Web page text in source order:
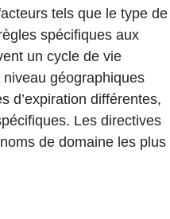
tels que le type de
spécifiques aux
un cycle de vie
géographiques
d’expiration différentes,
Les directives
de domaine les plus